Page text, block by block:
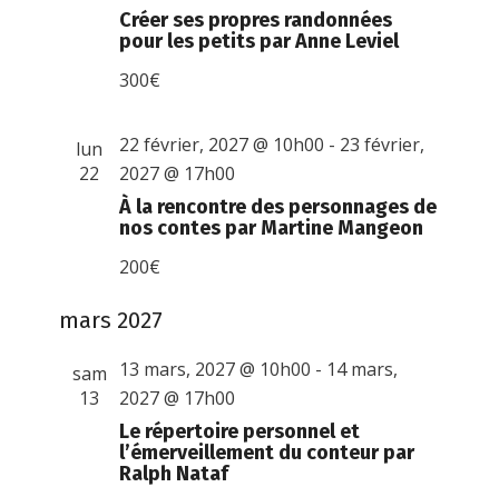
Créer ses propres randonnées
pour les petits par Anne Leviel
300€
lun
22
À la rencontre des personnages de
nos contes par Martine Mangeon
22 février, 2027 @ 10h00 - 23 février,
2027 @ 17h00
200€
mars 2027
sam
13
Le répertoire personnel et
l’émerveillement du conteur par
Ralph Nataf
13 mars, 2027 @ 10h00 - 14 mars,
2027 @ 17h00